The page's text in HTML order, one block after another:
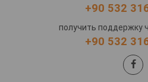
+90 532
получить поддержку
+90 532